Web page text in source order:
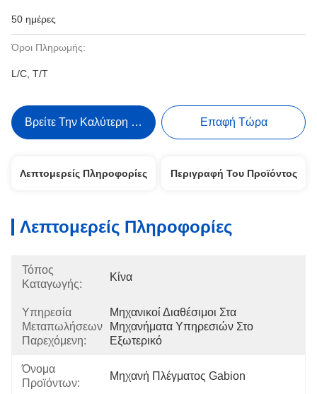
50 ημέρες
Όροι Πληρωμής:
L/C, T/T
Βρείτε Την Καλύτερη Τιμή Επαφή Τώρα
Λεπτομερείς Πληροφορίες Περιγραφή Του Προϊόντος
Λεπτομερείς Πληροφορίες
Τόπος
Καταγωγής:
Κίνα
Υπηρεσία
Μεταπωλήσεων
Παρεχόμενη:
Μηχανικοί Διαθέσιμοι Στα
Μηχανήματα Υπηρεσιών Στο
Εξωτερικό
Όνομα
Προϊόντων:
Μηχανή Πλέγματος Gabion